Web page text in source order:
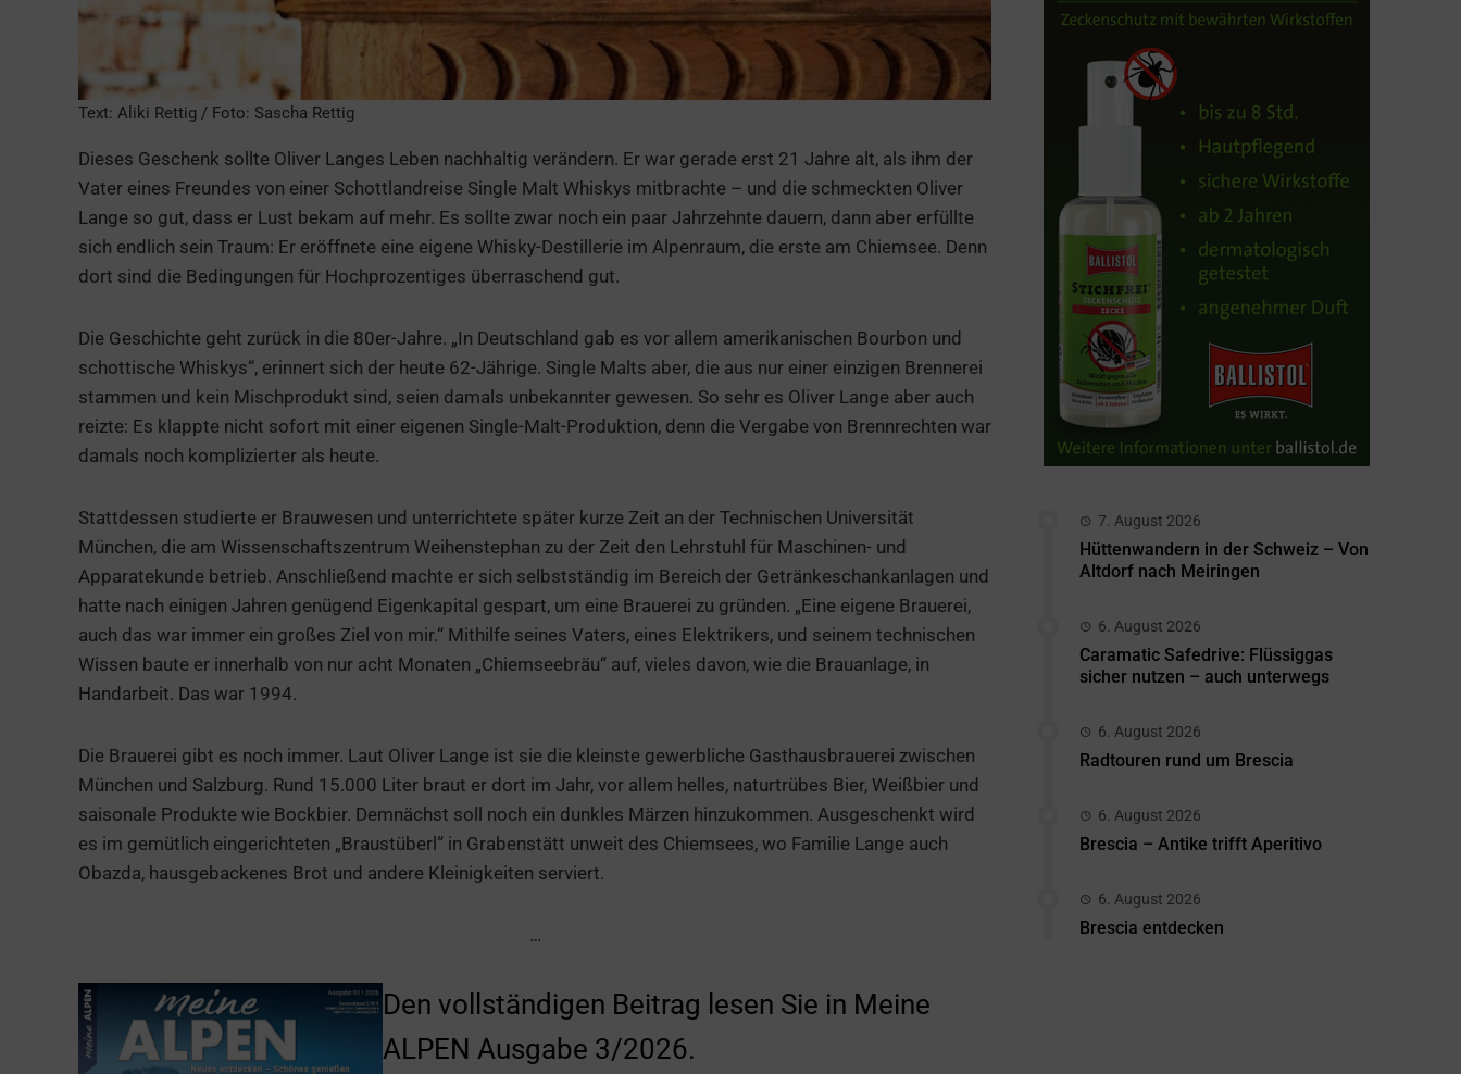
Text: Aliki Rettig / Foto: Sascha Rettig
Dieses Geschenk sollte Oliver Langes Leben nachhaltig verändern. Er war gerade erst 21 Jahre alt, als ihm der
Vater eines Freundes von einer Schottlandreise Single Malt Whiskys mitbrachte – und die schmeckten Oliver
Lange so gut, dass er Lust bekam auf mehr. Es sollte zwar noch ein paar Jahrzehnte dauern, dann aber erfüllte
sich endlich sein Traum: Er eröffnete eine eigene Whisky-Destillerie im Alpenraum, die erste am Chiemsee. Denn
dort sind die Bedingungen für Hochprozentiges überraschend gut.
Die Geschichte geht zurück in die 80er-Jahre. „In Deutschland gab es vor allem amerikanischen Bourbon und
schottische Whiskys“, erinnert sich der heute 62-Jährige. Single Malts aber, die aus nur einer einzigen Brennerei
stammen und kein Mischprodukt sind, seien damals unbekannter gewesen. So sehr es Oliver Lange aber auch
reizte: Es klappte nicht sofort mit einer eigenen Single-Malt-Produktion, denn die Vergabe von Brennrechten war
damals noch komplizierter als heute.
Stattdessen studierte er Brauwesen und unterrichtete später kurze Zeit an der Technischen Universität
München, die am Wissenschaftszentrum Weihenstephan zu der Zeit den Lehrstuhl für Maschinen- und
Apparatekunde betrieb. Anschließend machte er sich selbstständig im Bereich der Getränkeschankanlagen und
hatte nach einigen Jahren genügend Eigenkapital gespart, um eine Brauerei zu gründen. „Eine eigene Brauerei,
auch das war immer ein großes Ziel von mir.“ Mithilfe seines Vaters, eines Elektrikers, und seinem technischen
Wissen baute er innerhalb von nur acht Monaten „Chiemseebräu“ auf, vieles davon, wie die Brauanlage, in
Handarbeit. Das war 1994.
Die Brauerei gibt es noch immer. Laut Oliver Lange ist sie die kleinste gewerbliche Gasthausbrauerei zwischen
München und Salzburg. Rund 15.000 Liter braut er dort im Jahr, vor allem helles, naturtrübes Bier, Weißbier und
saisonale Produkte wie Bockbier. Demnächst soll noch ein dunkles Märzen hinzukommen. Ausgeschenkt wird
es im gemütlich eingerichteten „Braustüberl“ in Grabenstätt unweit des Chiemsees, wo Familie Lange auch
Obazda, hausgebackenes Brot und andere Kleinigkeiten serviert.
…
Den vollständigen Beitrag lesen Sie in Meine
ALPEN Ausgabe 3/2026.
7. August 2026
Hüttenwandern in der Schweiz – Von
Altdorf nach Meiringen
6. August 2026
Caramatic Safedrive: Flüssiggas
sicher nutzen – auch unterwegs
6. August 2026
Radtouren rund um Brescia
6. August 2026
Brescia – Antike trifft Aperitivo
6. August 2026
Brescia entdecken